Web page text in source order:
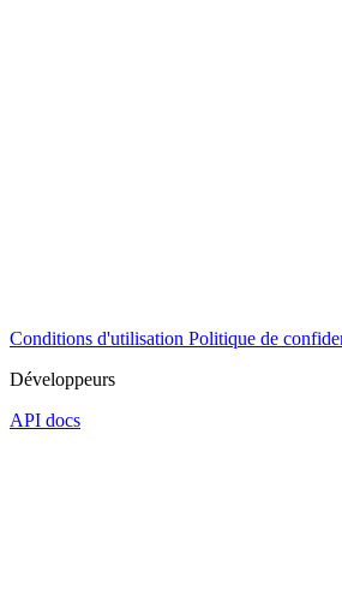
Conditions d'utilisation Politique de
Développeurs
API docs